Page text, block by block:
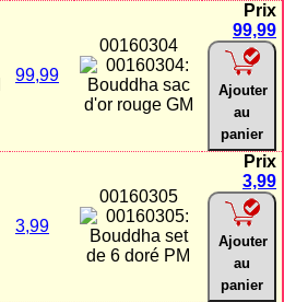
99,99
00160304
Prix
99,99
Ajouter
au
panier
3,99
00160305
Prix
3,99
Ajouter
au
panier